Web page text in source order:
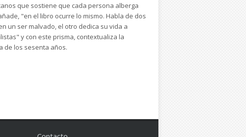
que sostiene que cada persona alberga
"en el libro ocurre lo mismo. Habla de dos
un ser malvado, el otro dedica su vida a
y con este prisma, contextualiza la
de los sesenta años.